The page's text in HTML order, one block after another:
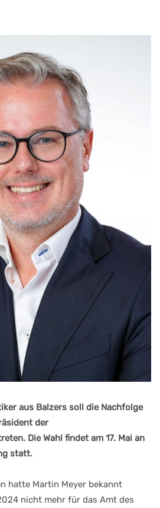
aus Balzers soll die Nachfolge
der
Die Wahl findet am 17. Mai an
statt.
hatte Martin Meyer bekannt
nicht mehr für das Amt des